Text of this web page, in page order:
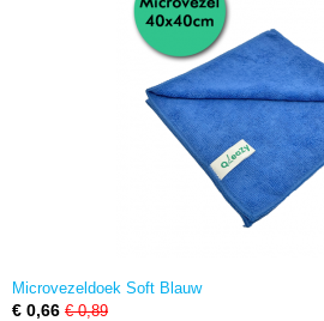
Microvezeldoek Soft Blauw
€ 0,66 € 0,89